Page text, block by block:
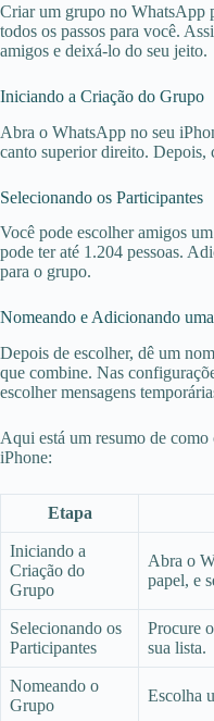
Criar um grupo no WhatsApp
todos os passos para você.
amigos e deixá-lo do seu jeito.
Iniciando a Criação do Grupo
Abra o WhatsApp no seu
canto superior direito.
Selecionando os Participantes
Você pode escolher amigos
pode ter até 1.204 pessoas.
para o grupo.
Nomeando e Adicionando
Depois de escolher, dê um
que combine. Nas
escolher mensagens
Aqui está um resumo de
iPhone:
Etapa
Iniciando a
Criação do
Grupo
Abra o
papel, e
Selecionando os
Participantes
Procure
sua lista.
Nomeando o
Grupo
Escolha